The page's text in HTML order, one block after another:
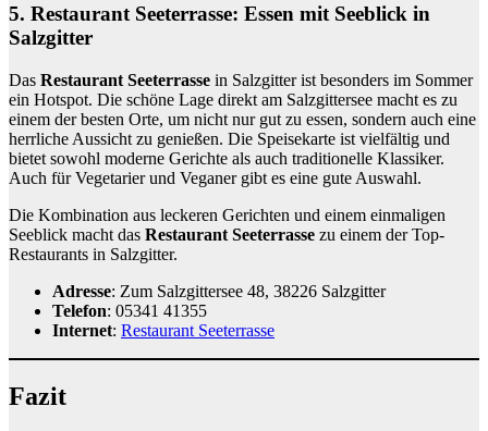
5. Restaurant Seeterrasse: Essen mit Seeblick in
Salzgitter
Das Restaurant Seeterrasse in Salzgitter ist besonders im Sommer
ein Hotspot. Die schöne Lage direkt am Salzgittersee macht es zu
einem der besten Orte, um nicht nur gut zu essen, sondern auch eine
herrliche Aussicht zu genießen. Die Speisekarte ist vielfältig und
bietet sowohl moderne Gerichte als auch traditionelle Klassiker.
Auch für Vegetarier und Veganer gibt es eine gute Auswahl.
Die Kombination aus leckeren Gerichten und einem einmaligen
Seeblick macht das Restaurant Seeterrasse zu einem der Top-
Restaurants in Salzgitter.
Adresse: Zum Salzgittersee 48, 38226 Salzgitter
Telefon: 05341 41355
Internet: Restaurant Seeterrasse
Fazit